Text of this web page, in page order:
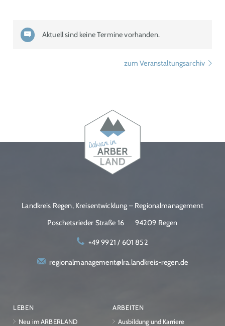
Aktuell sind keine Termine vorhanden.
zum Veranstaltungsarchiv
Landkreis Regen, Kreisentwicklung – Regionalmanagement
Poschetsrieder Straße 16
94209 Regen
+49 9921 / 601 852
regionalmanagement@lra.landkreis-regen.de
LEBEN
Neu im ARBERLAND
ARBEITEN
Ausbildung und Karriere